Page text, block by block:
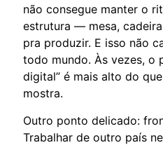
não consegue manter o
estrutura — mesa,
pra produzir. E isso não
todo mundo. Às vezes, o
digital” é mais alto do
mostra.
Outro ponto delicado:
Trabalhar de outro país